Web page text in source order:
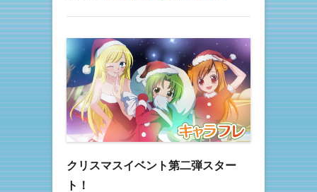
クリスマスイベント第二弾スター
ト！